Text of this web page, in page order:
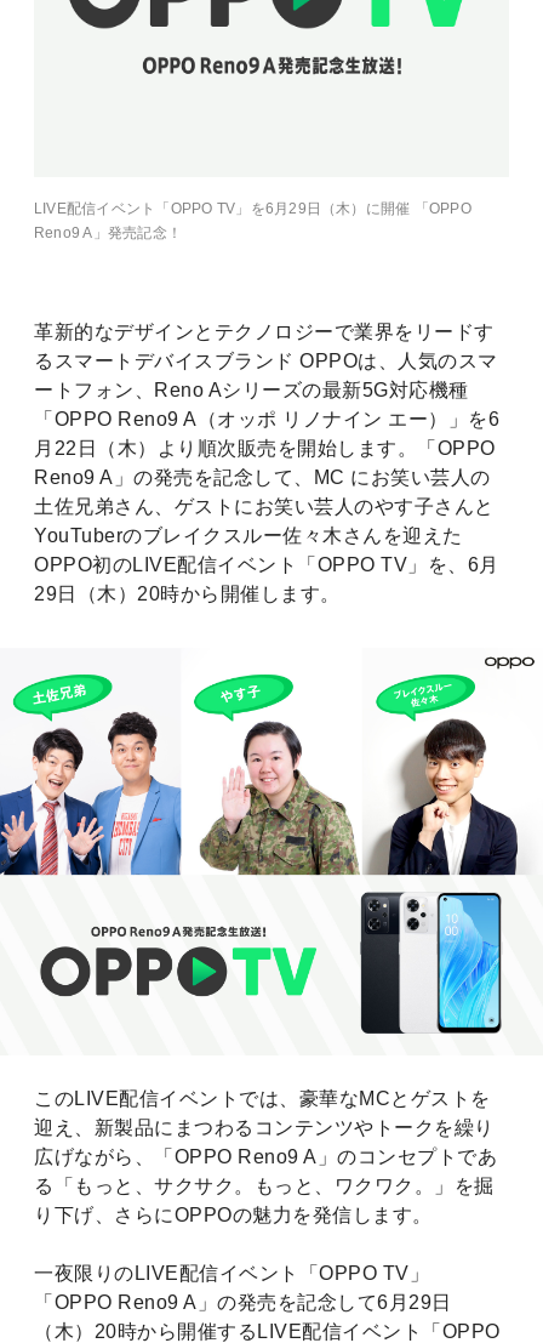
LIVE配信イベント「OPPO TV」を6月29日（木）に開催 「OPPO
Reno9 A」発売記念！
革新的なデザインとテクノロジーで業界をリードす
るスマートデバイスブランド OPPOは、人気のスマ
ートフォン、Reno Aシリーズの最新5G対応機種
「OPPO Reno9 A（オッポ リノナイン エー）」を6
月22日（木）より順次販売を開始します。「OPPO
Reno9 A」の発売を記念して、MC にお笑い芸人の
土佐兄弟さん、ゲストにお笑い芸人のやす子さんと
YouTuberのブレイクスルー佐々木さんを迎えた
OPPO初のLIVE配信イベント「OPPO TV」を、6月
29日（木）20時から開催します。
このLIVE配信イベントでは、豪華なMCとゲストを
迎え、新製品にまつわるコンテンツやトークを繰り
広げながら、「OPPO Reno9 A」のコンセプトであ
る「もっと、サクサク。もっと、ワクワク。」を掘
り下げ、さらにOPPOの魅力を発信します。
一夜限りのLIVE配信イベント「OPPO TV」
「OPPO Reno9 A」の発売を記念して6月29日
（木）20時から開催するLIVE配信イベント「OPPO